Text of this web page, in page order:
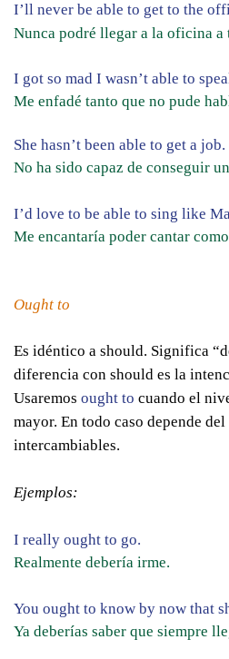
I’ll never be able to get to the
Nunca podré llegar a la oficina a
I got so mad I wasn’t able to
Me enfadé tanto que no pude
She hasn’t been able to get a job.
No ha sido capaz de conseguir
I’d love to be able to sing like
Me encantaría poder cantar
Ought to
Es idéntico a should. Significa
diferencia con should es la
Usaremos ought to cuando el
mayor. En todo caso depende
intercambiables.
Ejemplos:
I really ought to go.
Realmente debería irme.
You ought to know by now that
Ya deberías saber que siempre